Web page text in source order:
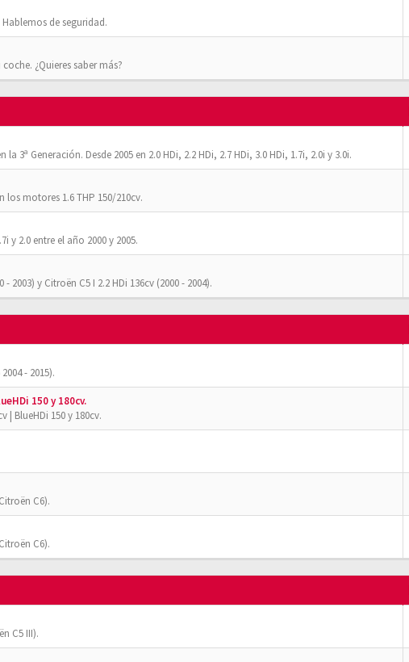
de seguridad.
¿Quieres saber más?
3ª Generación. Desde 2005 en 2.0 HDi, 2.2 HDi, 2.7 HDi, 3.0 HDi, 1.7i, 2.0i y 3.0i.
motores 1.6 THP 150/210cv.
y 2.0 entre el año 2000 y 2005.
2003) y Citroën C5 I 2.2 HDi 136cv (2000 - 2004).
- 2015).
150 y 180cv.
| BlueHDi 150 y 180cv.
C6).
C6).
C5 III).